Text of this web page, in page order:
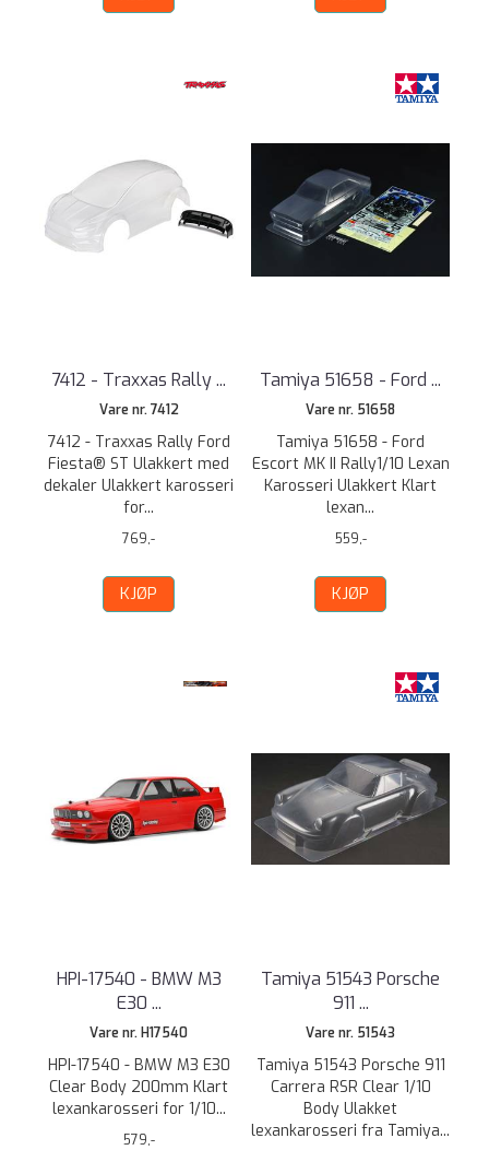
7412 - Traxxas Rally ...
Vare nr. 7412
7412 - Traxxas Rally Ford
Fiesta® ST Ulakkert med
dekaler Ulakkert karosseri
for...
769,-
KJØP
Tamiya 51658 - Ford ...
Vare nr. 51658
Tamiya 51658 - Ford
Escort MK II Rally1/10 Lexan
Karosseri Ulakkert Klart
lexan...
559,-
KJØP
HPI-17540 - BMW M3
E30 ...
Vare nr. H17540
HPI-17540 - BMW M3 E30
Clear Body 200mm Klart
lexankarosseri for 1/10...
579,-
Tamiya 51543 Porsche
911 ...
Vare nr. 51543
Tamiya 51543 Porsche 911
Carrera RSR Clear 1/10
Body Ulakket
lexankarosseri fra Tamiya...